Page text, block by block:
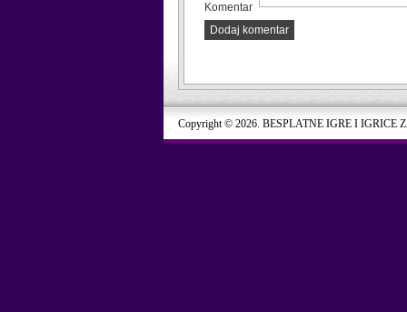
Komentar
Dodaj komentar
Copyright © 2026. BESPLATNE IGRE I IGRICE